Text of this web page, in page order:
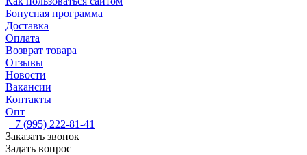
Бонусная программа
Доставка
Оплата
Возврат товара
Отзывы
Новости
Вакансии
Контакты
Опт
+7 (995) 222-81-41
Заказать звонок
Задать вопрос